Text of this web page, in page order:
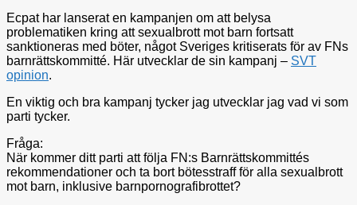
Ecpat har lanserat en kampanjen om att belysa
problematiken kring att sexualbrott mot barn fortsatt
sanktioneras med böter, något Sveriges kritiserats för av FNs
barnrättskommitté. Här utvecklar de sin kampanj – SVT
opinion.
En viktig och bra kampanj tycker jag utvecklar jag vad vi som
parti tycker.
Fråga:
När kommer ditt parti att följa FN:s Barnrättskommittés
rekommendationer och ta bort bötesstraff för alla sexualbrott
mot barn, inklusive barnpornografibrottet?